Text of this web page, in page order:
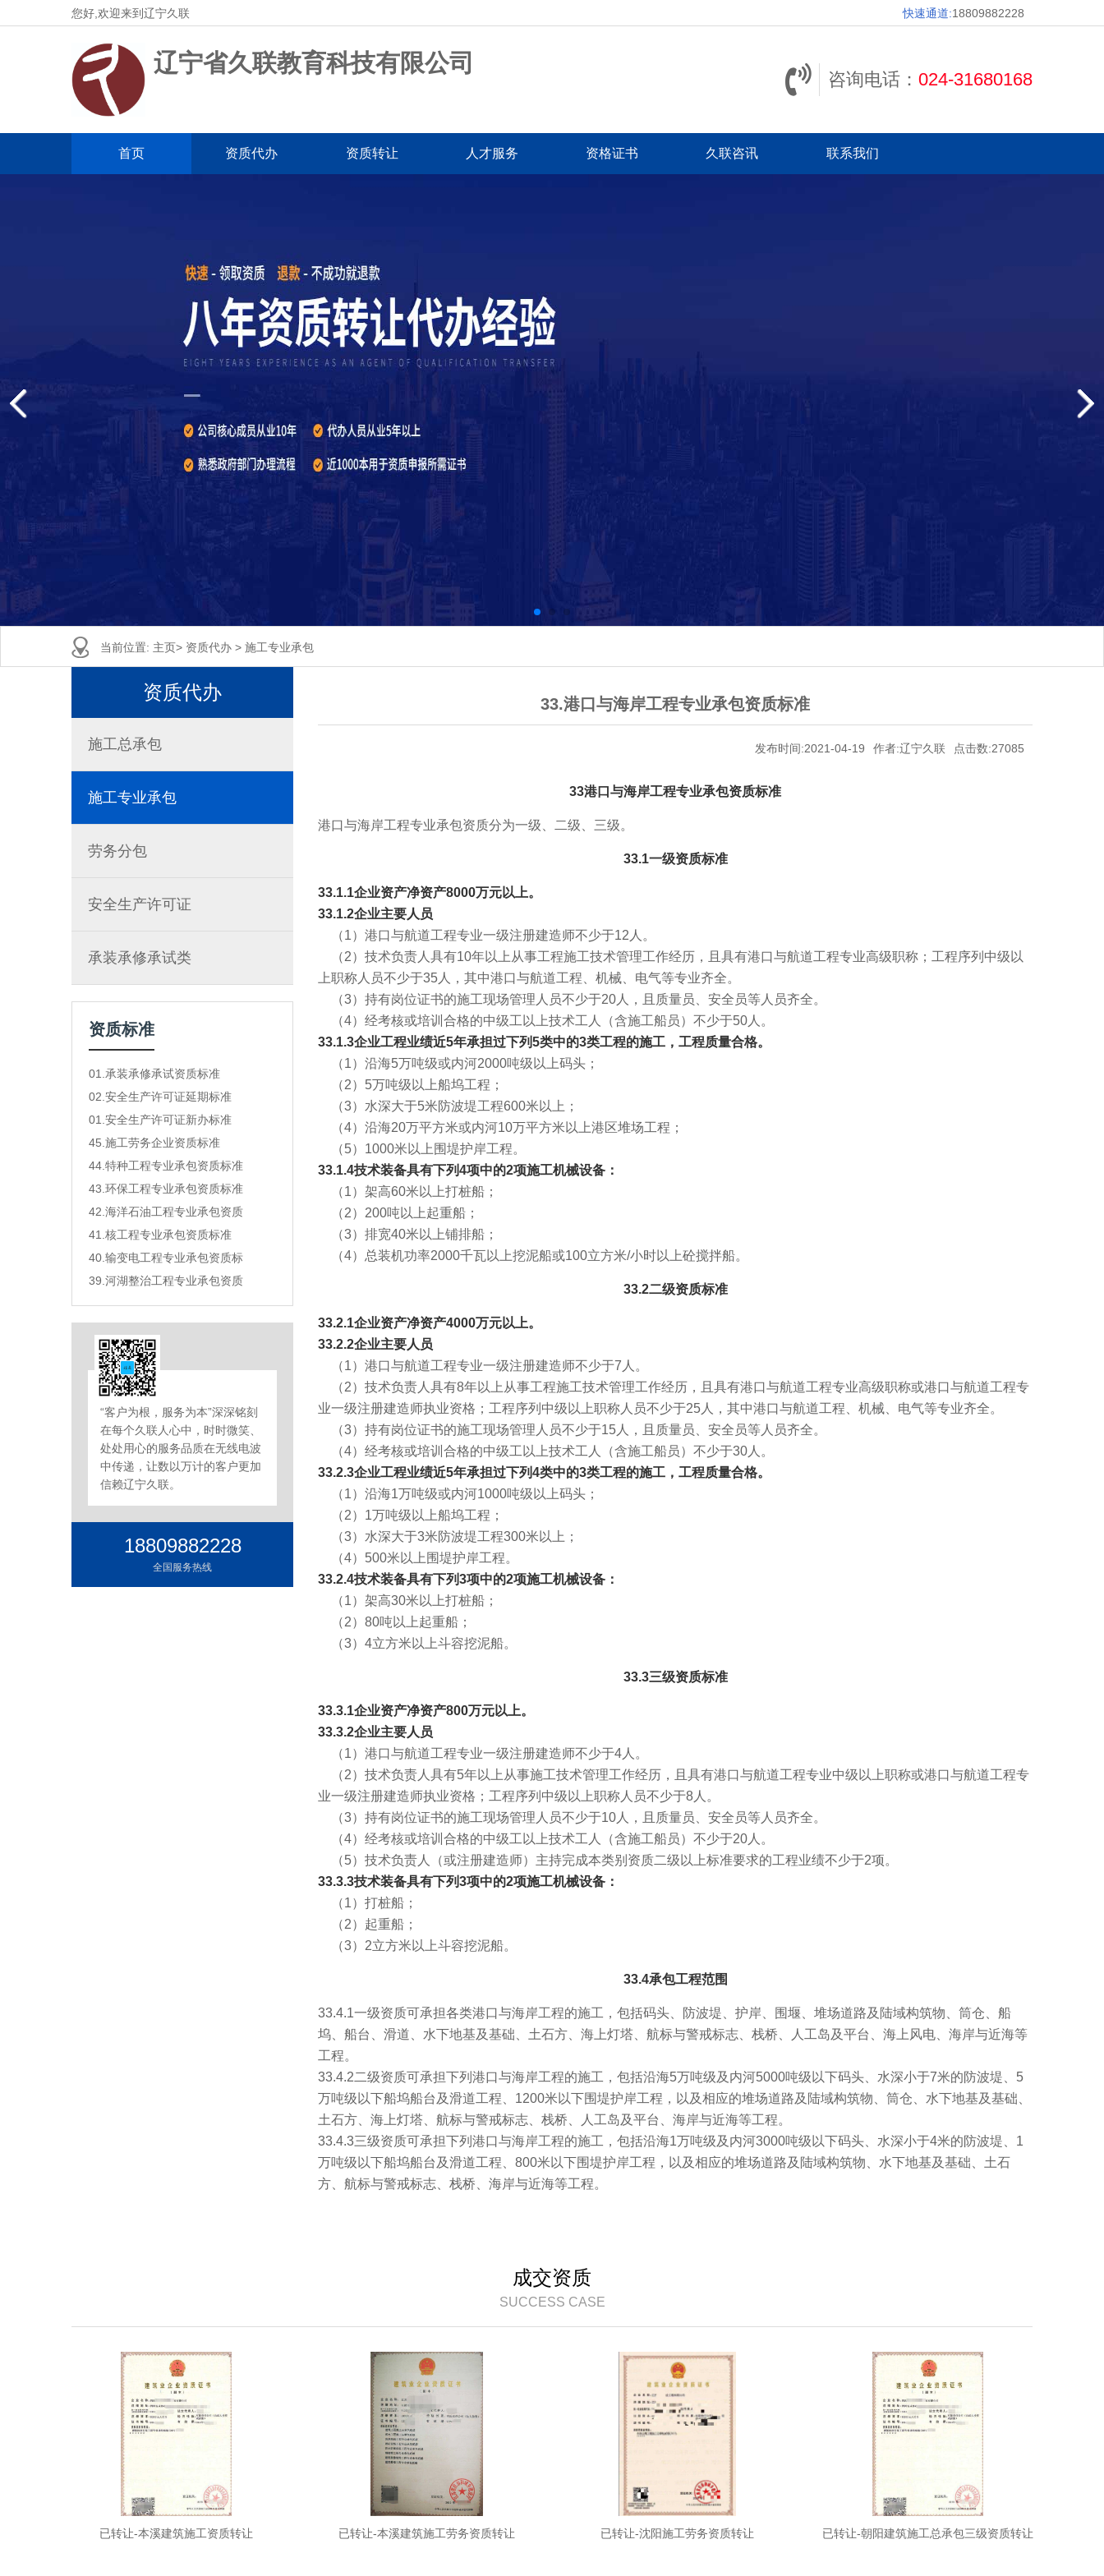
您好,欢迎来到辽宁久联 快速通道:18809882228
辽宁省久联教育科技有限公司
咨询电话： 024-31680168
首页 资质代办 资质转让 人才服务 资格证书 久联咨讯 联系我们
当前位置: 主页> 资质代办 > 施工专业承包
资质代办
施工总承包
施工专业承包
劳务分包
安全生产许可证
承装承修承试类
资质标准
01.承装承修承试资质标准
02.安全生产许可证延期标准
01.安全生产许可证新办标准
45.施工劳务企业资质标准
44.特种工程专业承包资质标准
43.环保工程专业承包资质标准
42.海洋石油工程专业承包资质
41.核工程专业承包资质标准
40.输变电工程专业承包资质标
39.河湖整治工程专业承包资质
“客户为根，服务为本”深深铭刻
在每个久联人心中，时时微笑、
处处用心的服务品质在无线电波
中传递，让数以万计的客户更加
信赖辽宁久联。
18809882228
全国服务热线
33.港口与海岸工程专业承包资质标准
发布时间:2021-04-19 作者:辽宁久联 点击数:27085
33港口与海岸工程专业承包资质标准
港口与海岸工程专业承包资质分为一级、二级、三级。
33.1一级资质标准
33.1.1企业资产净资产8000万元以上。
33.1.2企业主要人员
（1）港口与航道工程专业一级注册建造师不少于12人。
（2）技术负责人具有10年以上从事工程施工技术管理工作经历，且具有港口与航道工程专业高级职称；工程序列中级以
上职称人员不少于35人，其中港口与航道工程、机械、电气等专业齐全。
（3）持有岗位证书的施工现场管理人员不少于20人，且质量员、安全员等人员齐全。
（4）经考核或培训合格的中级工以上技术工人（含施工船员）不少于50人。
33.1.3企业工程业绩近5年承担过下列5类中的3类工程的施工，工程质量合格。
（1）沿海5万吨级或内河2000吨级以上码头；
（2）5万吨级以上船坞工程；
（3）水深大于5米防波堤工程600米以上；
（4）沿海20万平方米或内河10万平方米以上港区堆场工程；
（5）1000米以上围堤护岸工程。
33.1.4技术装备具有下列4项中的2项施工机械设备：
（1）架高60米以上打桩船；
（2）200吨以上起重船；
（3）排宽40米以上铺排船；
（4）总装机功率2000千瓦以上挖泥船或100立方米/小时以上砼搅拌船。
33.2二级资质标准
33.2.1企业资产净资产4000万元以上。
33.2.2企业主要人员
（1）港口与航道工程专业一级注册建造师不少于7人。
（2）技术负责人具有8年以上从事工程施工技术管理工作经历，且具有港口与航道工程专业高级职称或港口与航道工程专
业一级注册建造师执业资格；工程序列中级以上职称人员不少于25人，其中港口与航道工程、机械、电气等专业齐全。
（3）持有岗位证书的施工现场管理人员不少于15人，且质量员、安全员等人员齐全。
（4）经考核或培训合格的中级工以上技术工人（含施工船员）不少于30人。
33.2.3企业工程业绩近5年承担过下列4类中的3类工程的施工，工程质量合格。
（1）沿海1万吨级或内河1000吨级以上码头；
（2）1万吨级以上船坞工程；
（3）水深大于3米防波堤工程300米以上；
（4）500米以上围堤护岸工程。
33.2.4技术装备具有下列3项中的2项施工机械设备：
（1）架高30米以上打桩船；
（2）80吨以上起重船；
（3）4立方米以上斗容挖泥船。
33.3三级资质标准
33.3.1企业资产净资产800万元以上。
33.3.2企业主要人员
（1）港口与航道工程专业一级注册建造师不少于4人。
（2）技术负责人具有5年以上从事施工技术管理工作经历，且具有港口与航道工程专业中级以上职称或港口与航道工程专
业一级注册建造师执业资格；工程序列中级以上职称人员不少于8人。
（3）持有岗位证书的施工现场管理人员不少于10人，且质量员、安全员等人员齐全。
（4）经考核或培训合格的中级工以上技术工人（含施工船员）不少于20人。
（5）技术负责人（或注册建造师）主持完成本类别资质二级以上标准要求的工程业绩不少于2项。
33.3.3技术装备具有下列3项中的2项施工机械设备：
（1）打桩船；
（2）起重船；
（3）2立方米以上斗容挖泥船。
33.4承包工程范围
33.4.1一级资质可承担各类港口与海岸工程的施工，包括码头、防波堤、护岸、围堰、堆场道路及陆域构筑物、筒仓、船
坞、船台、滑道、水下地基及基础、土石方、海上灯塔、航标与警戒标志、栈桥、人工岛及平台、海上风电、海岸与近海等
工程。
33.4.2二级资质可承担下列港口与海岸工程的施工，包括沿海5万吨级及内河5000吨级以下码头、水深小于7米的防波堤、5
万吨级以下船坞船台及滑道工程、1200米以下围堤护岸工程，以及相应的堆场道路及陆域构筑物、筒仓、水下地基及基础、
土石方、海上灯塔、航标与警戒标志、栈桥、人工岛及平台、海岸与近海等工程。
33.4.3三级资质可承担下列港口与海岸工程的施工，包括沿海1万吨级及内河3000吨级以下码头、水深小于4米的防波堤、1
万吨级以下船坞船台及滑道工程、800米以下围堤护岸工程，以及相应的堆场道路及陆域构筑物、水下地基及基础、土石
方、航标与警戒标志、栈桥、海岸与近海等工程。
成交资质
SUCCESS CASE
已转让-本溪建筑施工资质转让 已转让-本溪建筑施工劳务资质转让 已转让-沈阳施工劳务资质转让 已转让-朝阳建筑施工总承包三级资质转让